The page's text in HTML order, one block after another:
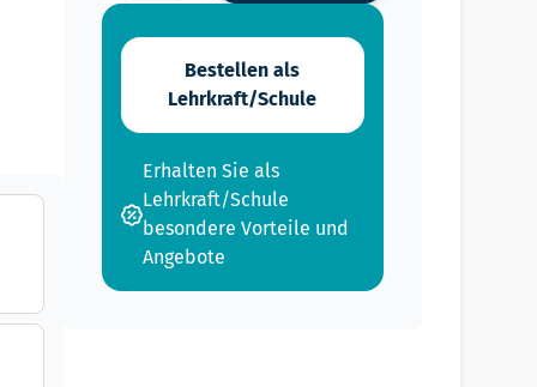
Bestellen als
Lehrkraft/Schule
Erhalten Sie als
Lehrkraft/Schule
besondere Vorteile und
Angebote